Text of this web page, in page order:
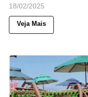
18/02/2025
Veja Mais